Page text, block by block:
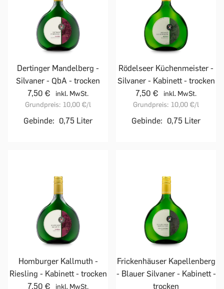
Dertinger Mandelberg -
Silvaner - QbA - trocken
7,50 €
inkl. MwSt.
Grundpreis: 10,00 €/l
Gebinde: 0,75 Liter
Rödelseer Küchenmeister -
Silvaner - Kabinett - trocken
7,50 €
inkl. MwSt.
Grundpreis: 10,00 €/l
Gebinde: 0,75 Liter
Homburger Kallmuth -
Riesling - Kabinett - trocken
7,50 €
inkl. MwSt.
Frickenhäuser Kapellenberg
- Blauer Silvaner - Kabinett -
trocken